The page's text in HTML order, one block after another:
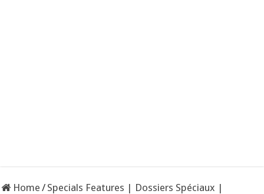
Home / Specials Features | Dossiers Spéciaux |